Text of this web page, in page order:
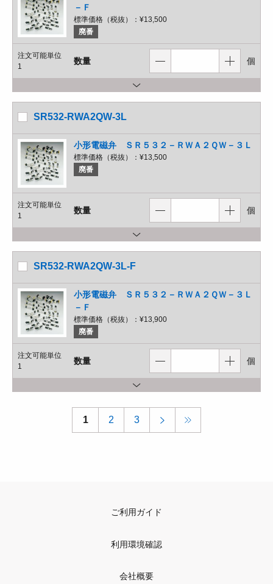
－Ｆ
標準価格（税抜）： ¥13,500
廃番
注文可能単位
1
数量 個
SR532-RWA2QW-3L
小形電磁弁 ＳＲ５３２－ＲＷＡ２ＱＷ－３Ｌ
標準価格（税抜）： ¥13,500
廃番
注文可能単位
1
数量 個
SR532-RWA2QW-3L-F
小形電磁弁 ＳＲ５３２－ＲＷＡ２ＱＷ－３Ｌ
－Ｆ
標準価格（税抜）： ¥13,900
廃番
注文可能単位
1
数量 個
1 2 3
ご利用ガイド
利用環境確認
会社概要